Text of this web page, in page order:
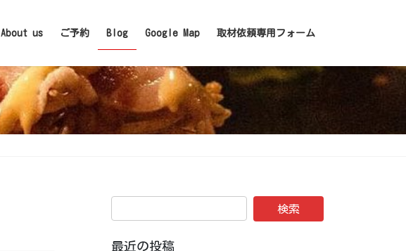
About us ご予約 Blog Google Map 取材依頼専用フォーム
最近の投稿